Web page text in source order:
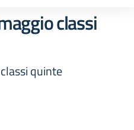
classi
quinte